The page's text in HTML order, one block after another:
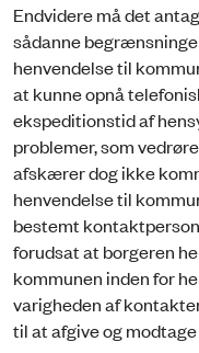
Endvidere må det
sådanne
henvendelse til
at kunne opnå
ekspeditionstid af
problemer, som
afskærer dog ikke
henvendelse til
bestemt
forudsat at borgeren
kommunen inden for
varigheden af
til at afgive og